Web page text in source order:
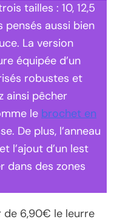
tailles : 10, 12,5
pensés aussi bien
La version
équipée d’un
robustes et
ainsi pêcher
le brochet en
De plus, l’anneau
l’ajout d’un lest
dans des zones
de 6,90€ le leurre